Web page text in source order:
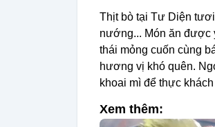
Thịt bò tại Tư Diện
nướng... Món ăn được
thái mỏng cuốn cùng
hương vị khó quên.
khoai mì để thực
Xem thêm: